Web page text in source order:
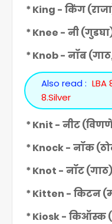
* King - किंग
* Knee - नी
* Knob - नॉब
Also read : LBA
8.Silver
* Knit - नीट
* Knock - नॉक
* Knot - नॉट (गाठ)
* Kitten - किटन
* Kiosk - किऑस्क